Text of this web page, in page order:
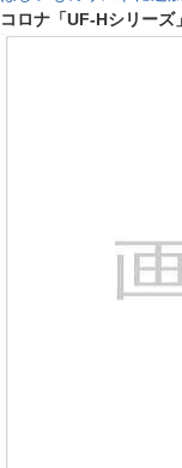
コロナ「UF-Hシリーズ